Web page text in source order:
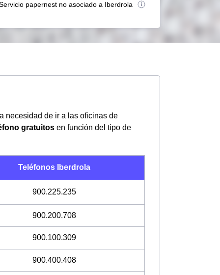
papernest no asociado a Iberdrola
necesidad de ir a las oficinas de
gratuitos en función del tipo de
Teléfonos Iberdrola
900.225.235
900.200.708
900.100.309
900.400.408